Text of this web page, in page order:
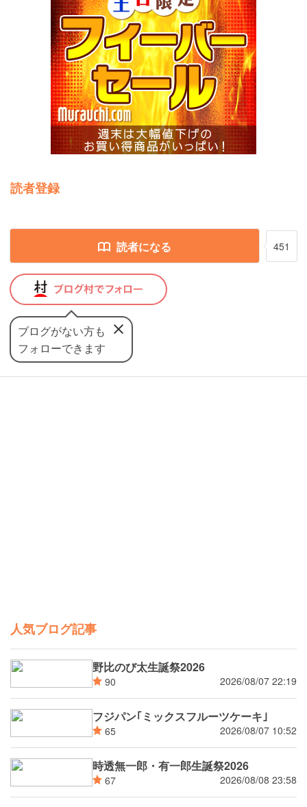
読者登録
読者になる 451
ブログがない方も
フォローできます
人気ブログ記事
野比のび太生誕祭2026
90 2026/08/07 22:19
フジパン｢ミックスフルーツケーキ｣
65 2026/08/07 10:52
時透無一郎・有一郎生誕祭2026
67 2026/08/08 23:58